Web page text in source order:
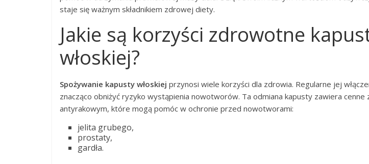
staje się ważnym składnikiem zdrowej diety.
Jakie są korzyści zdrowotne
włoskiej?
Spożywanie kapusty włoskiej przynosi wiele korzyści dla zdrowia. Regularne jej
znacząco obniżyć ryzyko wystąpienia nowotworów. Ta odmiana kapusty zawiera cenne
antyrakowym, które mogą pomóc w ochronie przed nowotworami:
jelita grubego,
prostaty,
gardła.